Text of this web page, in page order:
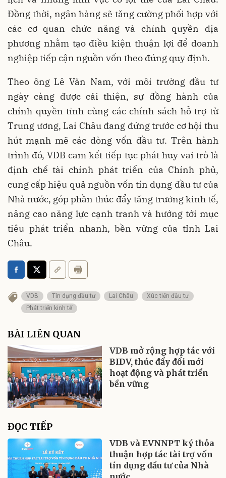
Đồng thời, ngân hàng sẽ tăng cường phối hợp với
các cơ quan chức năng và chính quyền địa
phương nhằm tạo điều kiện thuận lợi để doanh
nghiệp tiếp cận nguồn vốn theo đúng quy định.
Theo ông Lê Văn Nam, với môi trường đầu tư
ngày càng được cải thiện, sự đồng hành của
chính quyền tỉnh cùng các chính sách hỗ trợ từ
Trung ương, Lai Châu đang đứng trước cơ hội thu
hút mạnh mẽ các dòng vốn đầu tư. Trên hành
trình đó, VDB cam kết tiếp tục phát huy vai trò là
định chế tài chính phát triển của Chính phủ,
cung cấp hiệu quả nguồn vốn tín dụng đầu tư của
Nhà nước, góp phần thúc đẩy tăng trưởng kinh tế,
nâng cao năng lực cạnh tranh và hướng tới mục
tiêu phát triển nhanh, bền vững của tỉnh Lai
Châu.
VDB Tín dụng đầu tư Lai Châu
Xúc tiến đầu tư
Phát triển kinh tế
BÀI LIÊN QUAN
VDB mở rộng hợp tác với
BIDV, thúc đẩy đổi mới
hoạt động và phát triển
bền vững
ĐỌC TIẾP
VDB và EVNNPT ký thỏa
thuận hợp tác tài trợ vốn
tín dụng đầu tư của Nhà